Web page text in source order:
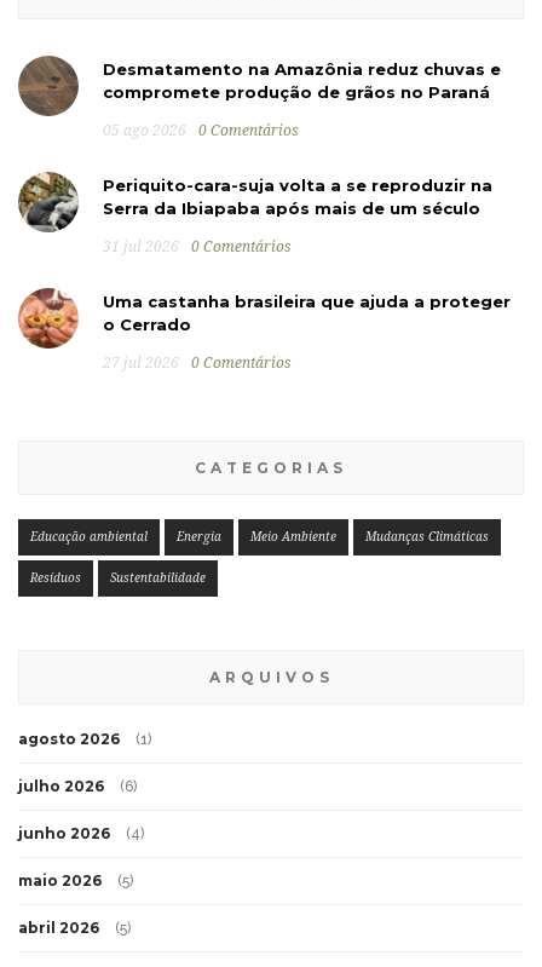
Desmatamento na Amazônia reduz chuvas e
compromete produção de grãos no Paraná
05 ago 2026 0 Comentários
Periquito-cara-suja volta a se reproduzir na
Serra da Ibiapaba após mais de um século
31 jul 2026 0 Comentários
Uma castanha brasileira que ajuda a proteger
o Cerrado
27 jul 2026 0 Comentários
CATEGORIAS
Educação ambiental Energia Meio Ambiente Mudanças Climáticas
Resíduos Sustentabilidade
ARQUIVOS
agosto 2026 (1)
julho 2026 (6)
junho 2026 (4)
maio 2026 (5)
abril 2026 (5)